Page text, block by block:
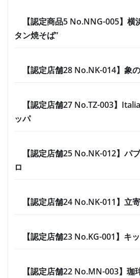
【認定商品5 No.NNG-005】横
タン焼そば”
【認定店舗28 No.NK-014】象
【認定店舗27 No.TZ-003】
ッパ
【認定店舗25 No.NK-012】パ
ロ
【認定店舗24 No.NK-011】立
【認定店舗23 No.KG-001】キ
【認定店舗22 No.MN-003】珈